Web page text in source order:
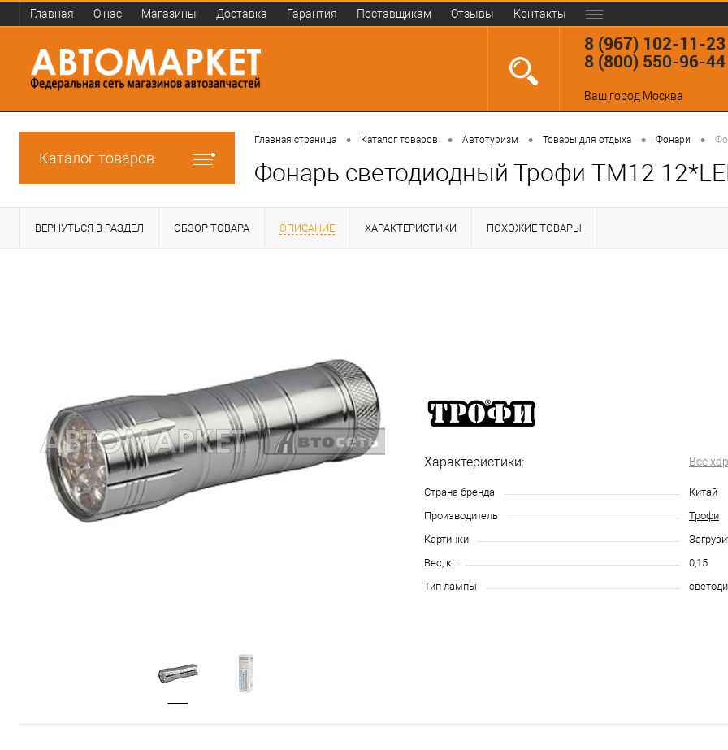
Главная О нас Магазины Доставка Гарантия Поставщикам Отзывы Контакты
8 (967) 102-11-23
8 (800) 550-96-44
Ваш город Москва
Каталог товаров
Главная страница • Каталог товаров • Автотуризм • Товары для отдыха • Фонари •
Фонарь светодиодный Трофи TM12
ВЕРНУТЬСЯ В РАЗДЕЛ ОБЗОР ТОВАРА ОПИСАНИЕ ХАРАКТЕРИСТИКИ ПОХОЖИЕ ТОВАРЫ
Характеристики: Все
Страна бренда
Китай
Производитель
Трофи
Картинки
Вес, кг
0,15
Тип лампы